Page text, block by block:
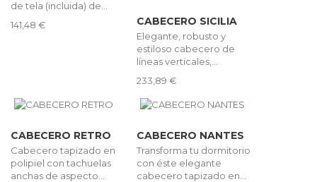
de tela (incluida) de...
141,48 €
CABECERO SICILIA
Elegante, robusto y
estiloso cabecero de
líneas verticales,...
233,89 €
CABECERO RETRO
Cabecero tapizado en
polipiel con tachuelas
anchas de aspecto...
CABECERO NANTES
Transforma tu dormitorio
con éste elegante
cabecero tapizado en...